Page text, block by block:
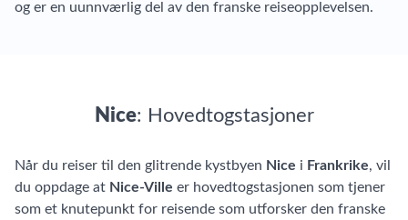
og er en uunnværlig del av den franske reiseopplevelsen.
Nice: Hovedtogstasjoner
Når du reiser til den glitrende kystbyen Nice i Frankrike, vil
du oppdage at Nice-Ville er hovedtogstasjonen som tjener
som et knutepunkt for reisende som utforsker den franske